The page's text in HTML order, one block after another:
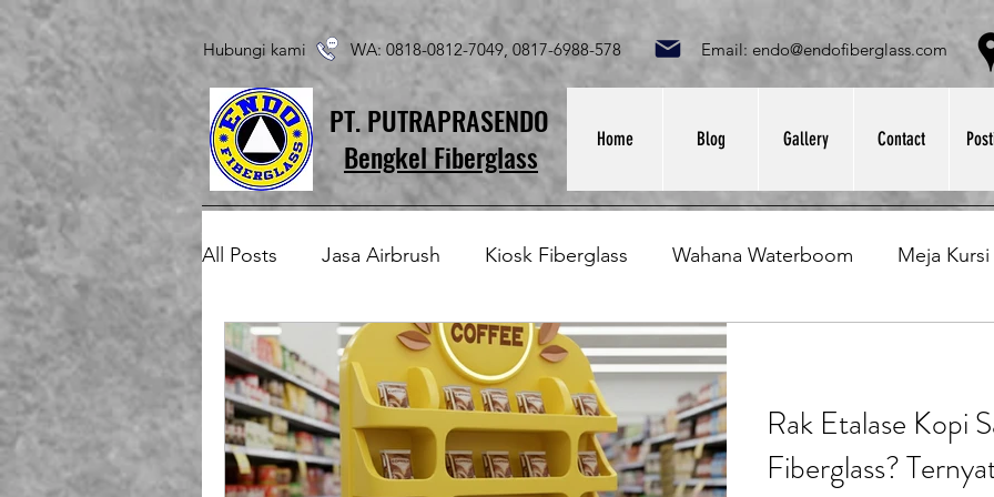
Hubungi kami WA: 0818-0812-7049, 0817-6988-578 Email: endo@endofiberglass.com
Bengkel Fiberglass
PT. PUTRAPRASENDO Home Blog Gallery Contact
All Posts Jasa Airbrush Kiosk Fiberglass Wahana Waterboom Meja
Produk Fiberglass Custom Bak Fiberglass Sirkus Waterplay
Patung Fiberglass Tempat Sampah Fiberglass Lining Fiberglass Ilmu
Rak Etalase Kopi
Fiberglass?